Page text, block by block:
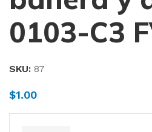
0103-C3
SKU: 87
$1.00